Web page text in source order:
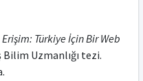
Türkiye İçin Bir Web
Bilim Uzmanlığı tezi.